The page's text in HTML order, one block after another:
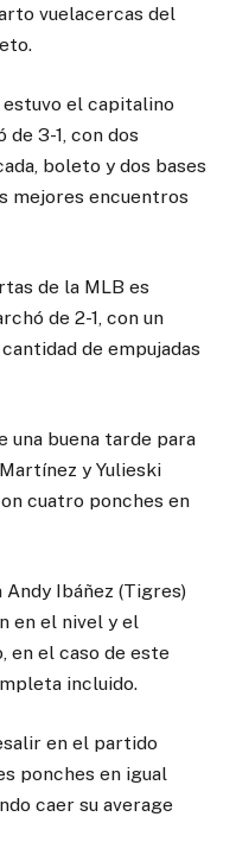
vuelacercas del
el capitalino
de 3-1, con dos
boleto y dos bases
mejores encuentros
de la MLB es
de 2-1, con un
de empujadas
una buena tarde para
y Yulieski
cuatro ponches en
Ibáñez (Tigres)
en el nivel y el
en el caso de este
incluido.
en el partido
ponches en igual
caer su average